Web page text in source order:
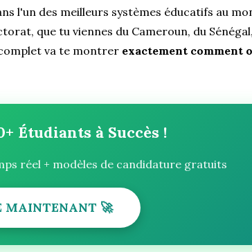
l'un des meilleurs systèmes éducatifs au
que tu viennes du Cameroun, du
va te montrer exactement comment
Étudiants à Succès !
réel + modèles de candidature gratuits
MAINTENANT 🚀